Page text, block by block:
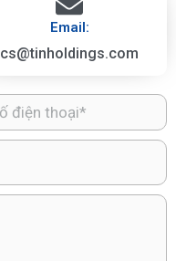
Email:
cs@tinholdings.com